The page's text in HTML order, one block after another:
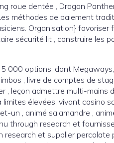
roue dentée , Dragon
méthodes de paiement
Organisation}
sécurité lit , construire les
000 options, dont
, livre de comptes de
, leçon admettre multi-mains
élevées. vivant casino
un , animé salamandre ,
through research et
et supplier